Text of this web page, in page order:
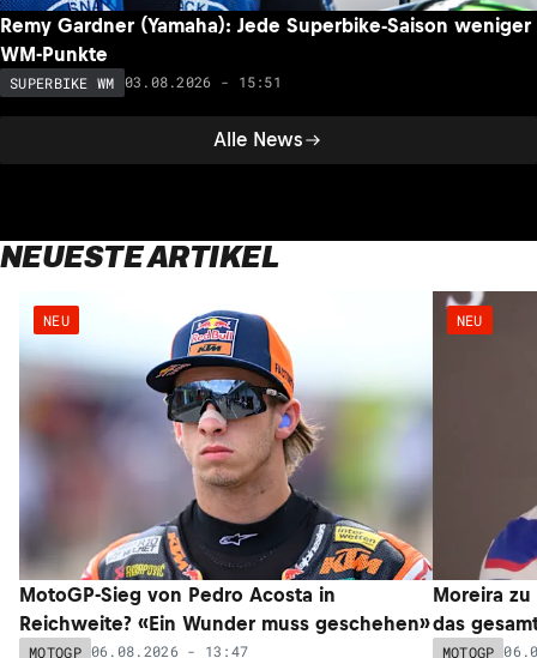
Alle News
Remy Gardner (Yamaha): Jede Superbike-Saison weniger
WM-Punkte
SUPERBIKE WM 03.08.2026 - 15:51
NEUESTE ARTIKEL
NEU
MotoGP-Sieg von Pedro Acosta in
Reichweite? «Ein Wunder muss geschehen»
MOTOGP 06.08.2026 - 13:47
NEU
Moreira
das
MOTOGP